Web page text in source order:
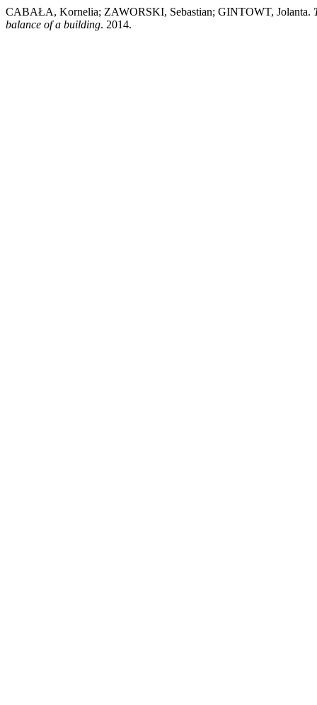
CABAŁA, Kornelia; ZAWORSKI, Sebastian; GINTOWT, Jolanta.
balance of a building. 2014.